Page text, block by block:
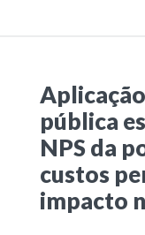
pública
NPS da
custos
impacto